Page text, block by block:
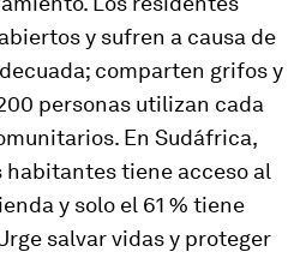
y sufren a causa de
comparten grifos y
personas utilizan cada
En Sudáfrica,
habitantes tiene acceso al
y solo el 61 % tiene
salvar vidas y proteger